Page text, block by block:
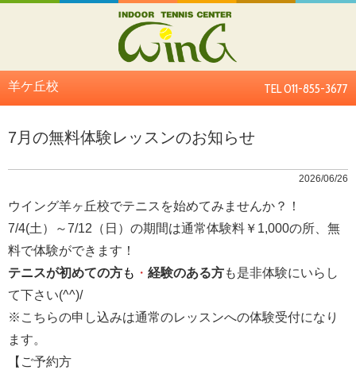
羊ケ丘校 TEL 011-855-3677
7月の無料体験レッスンのお知らせ
2026/06/26
ウイング羊ヶ丘校でテニスを始めてみませんか？！
7/4(土）～7/12（日）の期間は通常体験料￥1,000の所、無
料で体験ができます！
テニスが初めての方も ・ 経験のある方も是非体験にいらし
て下さい(^^)/
※こちらの申し込みは通常のレッスンへの体験受付になり
ます。
【ご予約方